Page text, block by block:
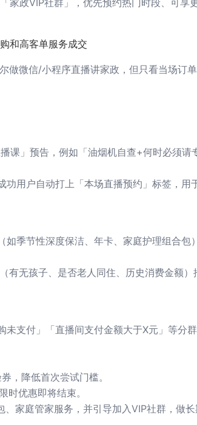
家政VIP社群」，优先预约热门时段、可享
和高客单服务成交
做微信/小程序直播讲家政，但只看当场订
课」预告，例如「油烟机自查+何时必须请
功用户自动打上「本场直播预约」标签，用
如季节性深度保洁、年卡、家庭护理组合包
有无孩子、是否老人同住、历史消费金额）
未支付」「直播间支付金额大于X元」等分
，降低首次尝试门槛。
时优惠即将结束。
家庭管家服务，并引导加入VIP社群，做